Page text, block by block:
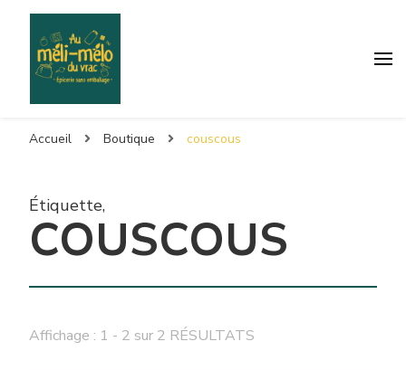
Accueil Boutique couscous
Étiquette,
COUSCOUS
Affichage : 1 - 2 sur 2 RÉSULTATS